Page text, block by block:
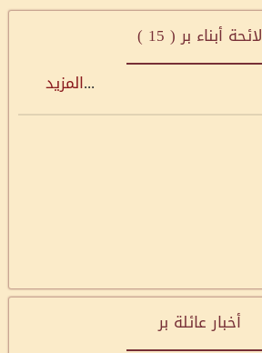
لائحة أبناء بر ( 15
)
...المزيد
أخبار عائلة بر